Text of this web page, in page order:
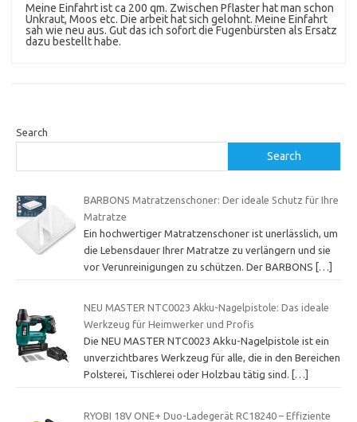
Meine Einfahrt ist ca 200 qm. Zwischen Pflaster hat man schon
Unkraut, Moos etc. Die arbeit hat sich gelohnt. Meine Einfahrt
sah wie neu aus. Gut das ich sofort die Fugenbürsten als Ersatz
dazu bestellt habe.
Search
Search
BARBONS Matratzenschoner: Der ideale Schutz für Ihre
Matratze
Ein hochwertiger Matratzenschoner ist unerlässlich, um
die Lebensdauer Ihrer Matratze zu verlängern und sie
vor Verunreinigungen zu schützen. Der BARBONS
[…]
NEU MASTER NTC0023 Akku-Nagelpistole: Das ideale
Werkzeug für Heimwerker und Profis
Die NEU MASTER NTC0023 Akku-Nagelpistole ist ein
unverzichtbares Werkzeug für alle, die in den Bereichen
Polsterei, Tischlerei oder Holzbau tätig sind.
[…]
RYOBI 18V ONE+ Duo-Ladegerät RC18240 – Effiziente